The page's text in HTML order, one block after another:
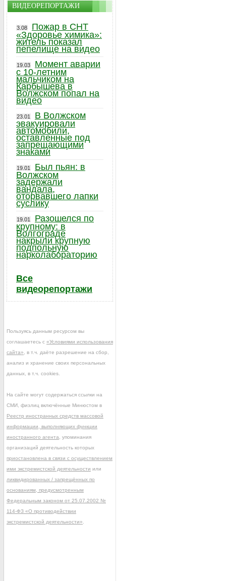
ВИДЕОРЕПОРТАЖИ
3.08
Пожар в СНТ
«Здоровье химика»:
житель показал
пепелище на видео
19.03
Момент аварии
с 10-летним
мальчиком на
Карбышева в
Волжском попал на
видео
23.01
В Волжском
эвакуировали
автомобили,
оставленные под
запрещающими
знаками
19.01
Был пьян: в
Волжском
задержали
вандала,
оторвавшего лапки
суслику
19.01
Разошелся по
крупному: в
Волгограде
накрыли крупную
подпольную
нарколабораторию
Все
видеорепортажи
Пользуясь данным ресурсом вы
соглашаетесь с «Условиями использования
сайта» , в т.ч. даёте разрешение на сбор,
анализ и хранение своих персональных
данных, в т.ч. cookies.
На сайте могут содержаться ссылки на
СМИ, физлиц включённые Минюстом в
Реестр иностранных средств массовой
информации, выполняющих функции
иностранного агента , упоминания
организаций деятельность которых
приостановлена в связи с осуществлением
ими экстремистской деятельности или
ликвидированных / запрещённых по
основаниям, предусмотренным
Федеральным законом от 25.07.2002 №
114-ФЗ «О противодействии
экстремистской деятельности»